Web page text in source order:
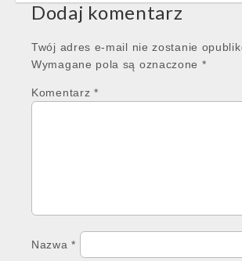
Dodaj komentarz
Twój adres e-mail nie zostanie
Wymagane pola są oznaczone *
Komentarz *
Nazwa*